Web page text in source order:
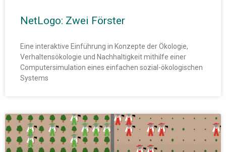
NetLogo: Zwei Förster
Eine interaktive Einführung in Konzepte der Ökologie,
Verhaltensökologie und Nachhaltigkeit mithilfe einer
Computersimulation eines einfachen sozial-ökologischen
Systems